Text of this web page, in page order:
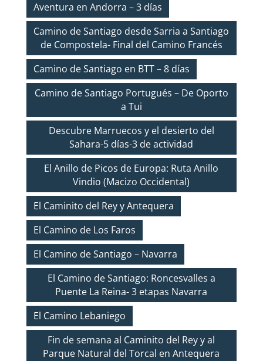
Aventura en Andorra – 3 días
Camino de Santiago desde Sarria a Santiago
de Compostela- Final del Camino Francés
Camino de Santiago en BTT – 8 días
Camino de Santiago Portugués – De Oporto
a Tui
Descubre Marruecos y el desierto del
Sahara-5 días-3 de actividad
El Anillo de Picos de Europa: Ruta Anillo
Vindio (Macizo Occidental)
El Caminito del Rey y Antequera
El Camino de Los Faros
El Camino de Santiago – Navarra
El Camino de Santiago: Roncesvalles a
Puente La Reina- 3 etapas Navarra
El Camino Lebaniego
Fin de semana al Caminito del Rey y al
Parque Natural del Torcal en Antequera